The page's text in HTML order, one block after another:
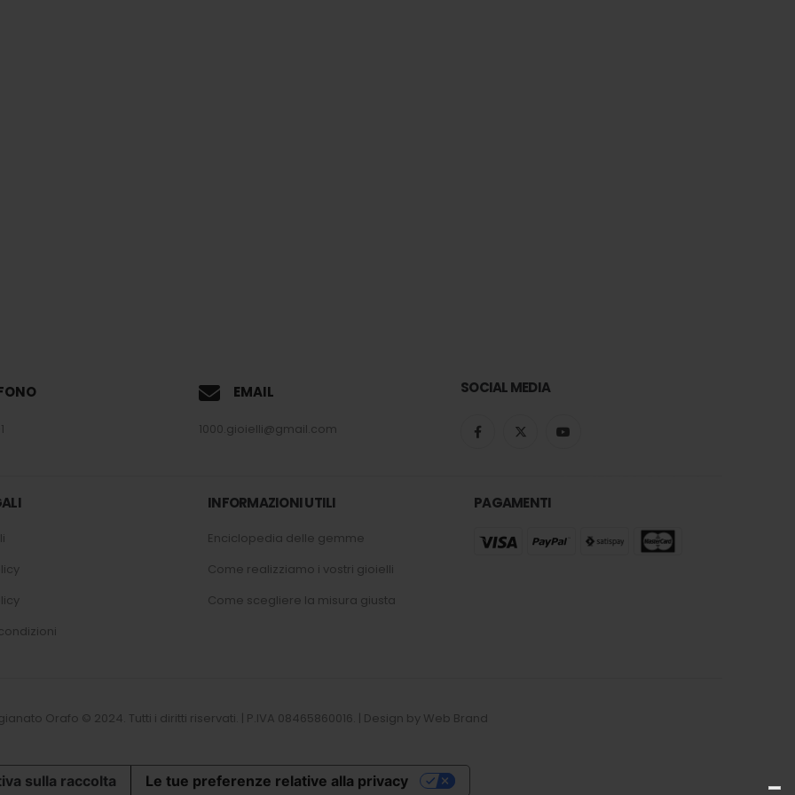
EMAIL
1000.gioielli@gmail.com
SOCIAL MEDIA
INFORMAZIONI UTILI
Enciclopedia delle gemme
Come realizziamo i vostri gioielli
Come scegliere la misura giusta
PAGAMENTI
Orafo © 2024. Tutti i diritti riservati. | P.IVA 08465860016. | Design by Web Brand
sulla raccolta Le tue preferenze relative alla privacy